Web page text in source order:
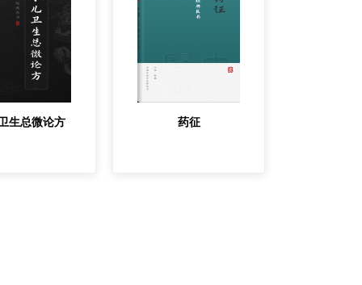
生总微论方 药征